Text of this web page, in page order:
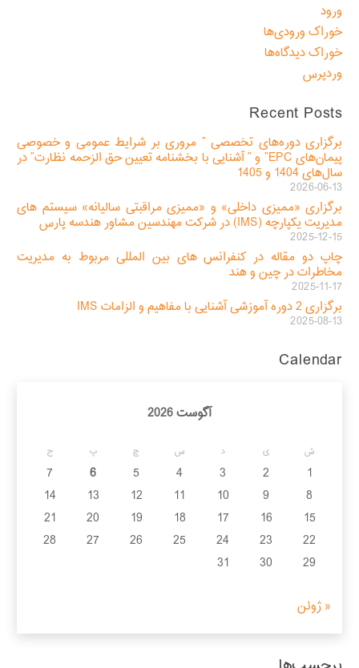
ورود
خوراک ورودی‌ها
خوراک دیدگاه‌ها
وردپرس
Recent Posts
برگزاری دوره‌های تخصصی ” مروری بر شرایط عمومی و خصوصی
پیمان‌های EPC” و ” آشنایی با بخشنامه تعیین حق الزحمه نظارت” در
سال‌های 1404 و 1405
2026-06-13
برگزاری «ممیزی داخلی» و «ممیزی مراقبتی سالیانه» سیستم های
مدیریت یکپارچه (IMS) در شرکت مهندسین مشاور هندسه پارس
2025-12-15
چاپ دو مقاله در کنفرانس های بین المللی مربوط به مدیریت
مخاطرات در چین و هند
2025-11-17
برگزاری 2 دوره آموزشی آشنایی با مفاهیم و الزامات IMS
2025-08-13
Calendar
آگوست 2026
ش ی د س چ پ ج
1
2
3
4
5
6
7
8
9
10
11
12
13
14
15
16
17
18
19
20
21
22
23
24
25
26
27
28
29
30
31
« ژوئن